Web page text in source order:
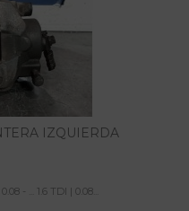
IZQUIERDA
- ... 1.6 TDI | 0.08...